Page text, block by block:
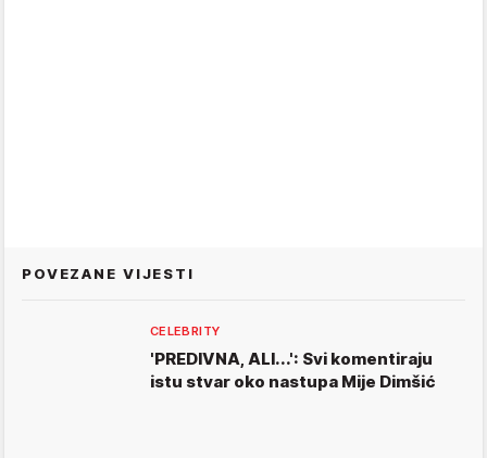
POVEZANE VIJESTI
CELEBRITY
'PREDIVNA, ALI...': Svi komentiraju
istu stvar oko nastupa Mije Dimšić